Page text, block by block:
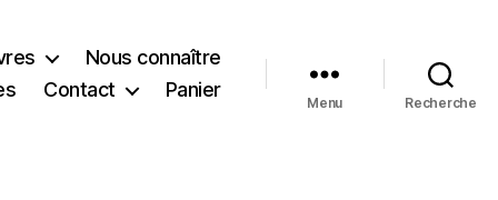
Nous connaître
Contact Panier
Menu Recherche